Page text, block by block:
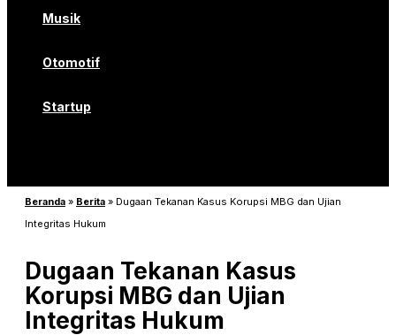
Musik
Otomotif
Startup
Beranda » Berita » Dugaan Tekanan Kasus Korupsi MBG dan Ujian
Integritas Hukum
Dugaan Tekanan Kasus
Korupsi MBG dan Ujian
Integritas Hukum